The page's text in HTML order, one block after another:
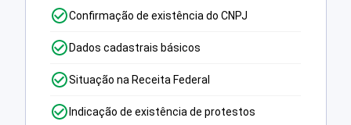
Confirmação de existência do CNPJ
Dados cadastrais básicos
Situação na Receita Federal
Indicação de existência de protestos